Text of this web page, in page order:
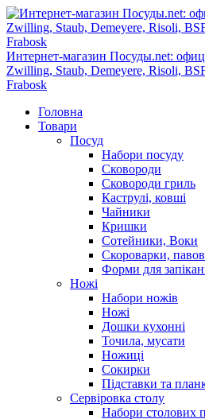
Интернет-магазин Посуды.net:
Zwilling, Staub, Demeyere, Risoli,
Frabosk
Головна
Товари
Посуд
Набори посуду
Сковороди
Сковороди гриль
Каструлі, ковші
Чайники
Кришки
Сотейники, Воки
Скороварки,
Форми для
Ножі
Набори ножів
Ножі
Дошки кухонні
Точила, мусати
Ножиці
Сокирки
Підставки та
Сервіровка столу
Набори столових